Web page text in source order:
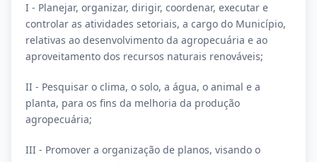
I - Planejar, organizar, dirigir, coordenar, executar e
controlar as atividades setoriais, a cargo do Município,
relativas ao desenvolvimento da agropecuária e ao
aproveitamento dos recursos naturais renováveis;
II - Pesquisar o clima, o solo, a água, o animal e a
planta, para os fins da melhoria da produção
agropecuária;
III - Promover a organização de planos, visando o